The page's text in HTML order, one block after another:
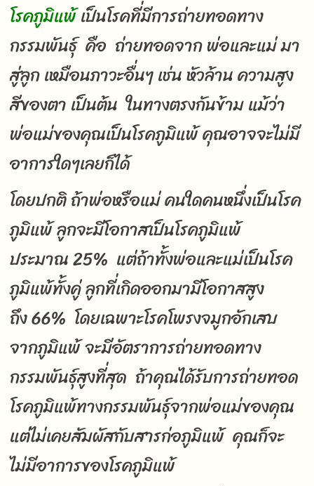
โรคภูมิแพ้เป็นโรคที่มีการถ่ายทอดทาง
กรรมพันธุ์ คือ ถ่ายทอดจาก พ่อและแม่ มา
สู่ลูก เหมือนภาวะอื่นๆ เช่น หัวล้าน ความสูง
สีของตา เป็นต้น ในทางตรงกันข้าม แม้ว่า
พ่อแม่ของคุณเป็นโรคภูมิแพ้ คุณอาจจะไม่มี
อาการใดๆเลยก็ได้
โดยปกติ ถ้าพ่อหรือแม่ คนใดคนหนึ่งเป็นโรค
ภูมิแพ้ ลูกจะมีโอกาสเป็นโรคภูมิแพ้
ประมาณ 25% แต่ถ้าทั้งพ่อและแม่เป็นโรค
ภูมิแพ้ทั้งคู่ ลูกที่เกิดออกมามีโอกาสสูง
ถึง 66% โดยเฉพาะโรคโพรงจมูกอักเสบ
จากภูมิแพ้ จะมีอัตราการถ่ายทอดทาง
กรรมพันธุ์สูงที่สุด ถ้าคุณได้รับการถ่ายทอด
โรคภูมิแพ้ทางกรรมพันธุ์จากพ่อแม่ของคุณ
แต่ไม่เคยสัมผัสกับสารก่อภูมิแพ้ คุณก็จะ
ไม่มีอาการของโรคภูมิแพ้